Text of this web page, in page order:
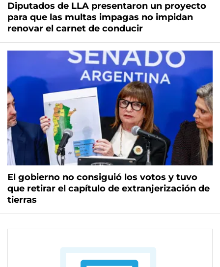
Diputados de LLA presentaron un proyecto
para que las multas impagas no impidan
renovar el carnet de conducir
El gobierno no consiguió los votos y tuvo
que retirar el capítulo de extranjerización de
tierras